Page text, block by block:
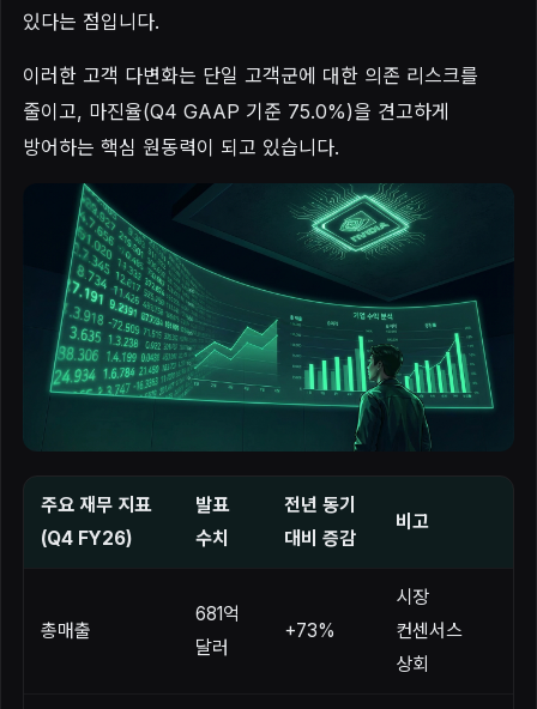
있다는 점입니다.
이러한 고객 다변화는 단일 고객군에 대한 의존 리스크를
줄이고, 마진율(Q4 GAAP 기준 75.0%)을 견고하게
방어하는 핵심 원동력이 되고 있습니다.
주요 재무 지표
(Q4 FY26)
발표
수치
전년 동기
대비 증감
비고
총매출
681억
달러
+73%
시장
컨센서스
상회